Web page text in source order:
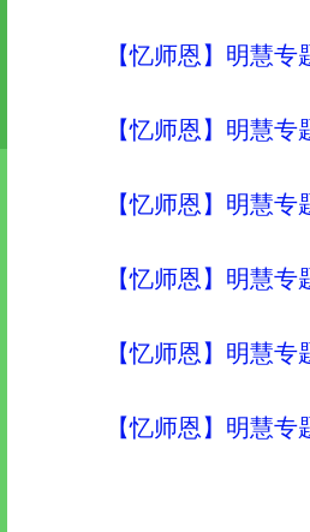
【忆师恩】明慧
【忆师恩】明慧
【忆师恩】明慧
【忆师恩】明慧
【忆师恩】明慧
【忆师恩】明慧